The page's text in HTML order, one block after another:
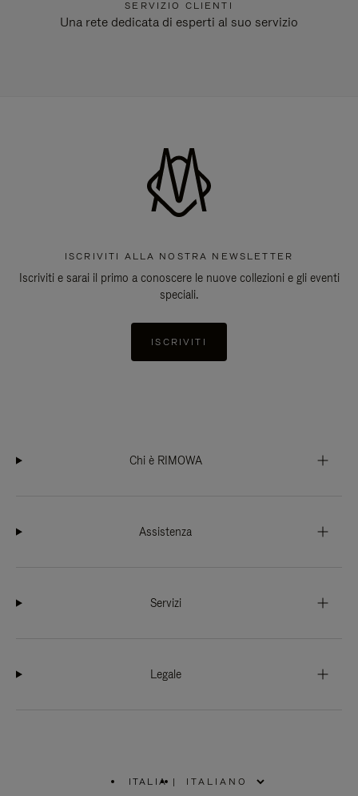
SERVIZIO CLIENTI
Una rete dedicata di esperti al suo servizio
ISCRIVITI ALLA NOSTRA NEWSLETTER
Iscriviti e sarai il primo a conoscere le nuove collezioni e gli eventi
speciali.
ISCRIVITI
Chi è RIMOWA
Assistenza
Servizi
Legale
ITALIA |